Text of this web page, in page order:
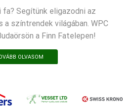
fa? Segítünk eligazodni az
a színtrendek világában. WPC
a Finn Fatelepen!
OLVASOM